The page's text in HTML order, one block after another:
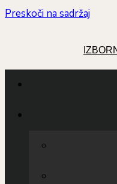
Preskoči na sadržaj